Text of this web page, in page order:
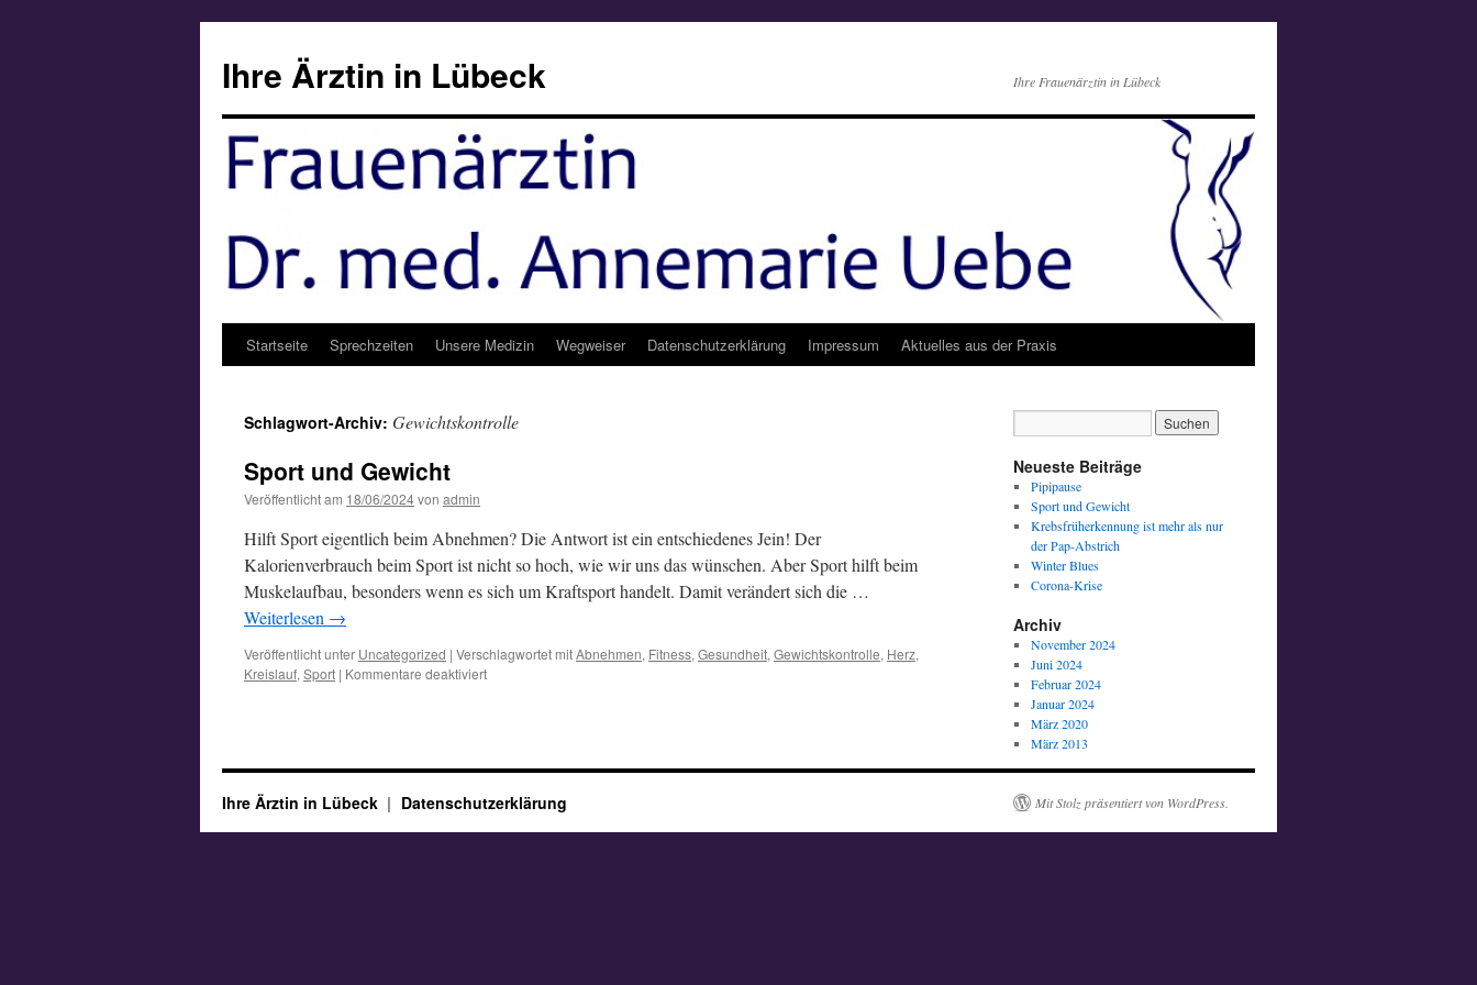
springen
Ihre Ärztin in Lübeck Ihre Frauenärztin in Lübeck
Startseite Sprechzeiten Unsere Medizin Wegweiser Datenschutzerklärung Impressum Aktuelles aus der Praxis
Schlagwort-Archiv: Gewichtskontrolle
Sport und Gewicht
Veröffentlicht am 18/06/2024von admin
Hilft Sport eigentlich beim Abnehmen? Die Antwort ist ein entschiedenes Jein! Der
Kalorienverbrauch beim Sport ist nicht so hoch, wie wir uns das wünschen. Aber Sport hilft beim
Muskelaufbau, besonders wenn es sich um Kraftsport handelt. Damit verändert sich die …
Weiterlesen →
Veröffentlicht unter Uncategorized | Verschlagwortet mitAbnehmen, Fitness, Gesundheit, Gewichtskontrolle, Herz,
Kreislauf, Sport | Kommentare deaktiviertfür
Neueste Beiträge
Pipipause
Sport und Gewicht
Krebsfrüherkennung ist mehr als nur
der Pap-Abstrich
Winter Blues
Corona-Krise
Archiv
November 2024
Juni 2024
Februar 2024
Januar 2024
März 2020
März 2013
Ihre Ärztin in Lübeck Datenschutzerklärung Mit Stolz präsentiert von WordPress.